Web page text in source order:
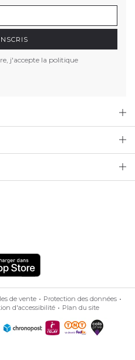
j'accepte la politique
de vente
Protection des données
d'accessibilité Plan du site